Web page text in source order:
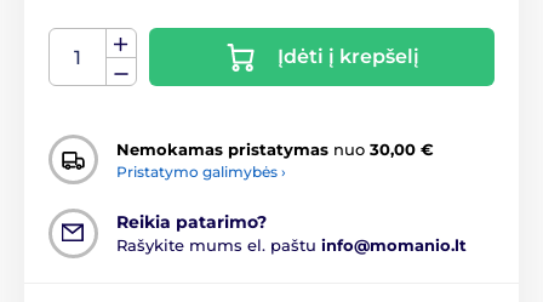
Įdėti į krepšelį
Nemokamas pristatymas nuo 30,00 €
Pristatymo galimybės ›
Reikia patarimo?
Rašykite mums el. paštu info@momanio.lt